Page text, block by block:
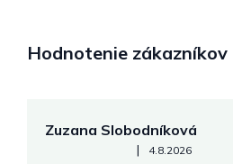
Hodnotenie zákazníkov
Zuzana Slobodníková
Hodnotenie obchodu je 5 z 5
| 4.8.2026